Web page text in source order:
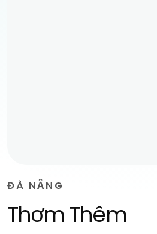
ĐÀ NẴNG
Thơm Thêm